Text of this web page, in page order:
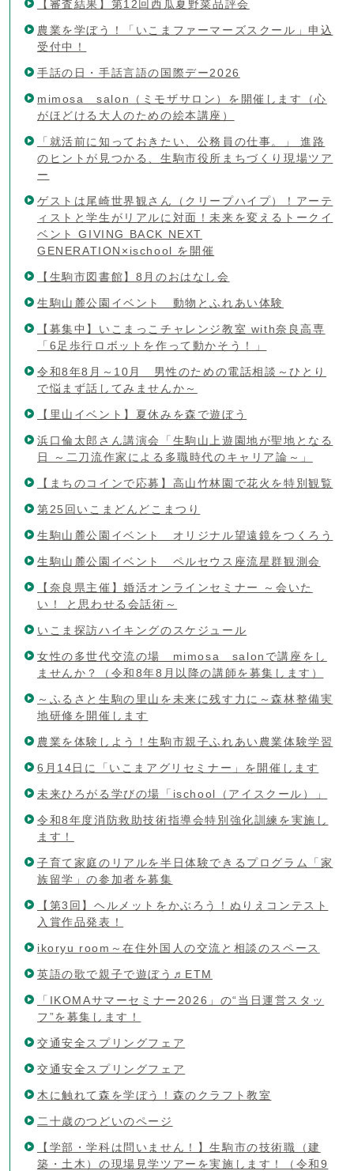
【審査結果】第12回西瓜夏野菜品評会
農業を学ぼう！「いこまファーマーズスクール」申込
受付中！
手話の日・手話言語の国際デー2026
mimosa salon（ミモザサロン）を開催します（心
がほどける大人のための絵本講座）
「就活前に知っておきたい、公務員の仕事。」 進路
のヒントが見つかる、生駒市役所まちづくり現場ツア
ー
ゲストは尾崎世界観さん（クリープハイプ）！アーテ
ィストと学生がリアルに対面！未来を変えるトークイ
ベント GIVING BACK NEXT
GENERATION×ischool を開催
【生駒市図書館】8月のおはなし会
生駒山麓公園イベント 動物とふれあい体験
【募集中】いこまっこチャレンジ教室 with奈良高専
「6足歩行ロボットを作って動かそう！」
令和8年8月～10月 男性のための電話相談～ひとり
で悩まず話してみませんか～
【里山イベント】夏休みを森で遊ぼう
浜口倫太郎さん講演会「生駒山上遊園地が聖地となる
日 ～二刀流作家による多職時代のキャリア論～」
【まちのコインで応募】高山竹林園で花火を特別観覧
第25回いこまどんどこまつり
生駒山麓公園イベント オリジナル望遠鏡をつくろう
生駒山麓公園イベント ペルセウス座流星群観測会
【奈良県主催】婚活オンラインセミナー ～会いた
い！ と思わせる会話術～
いこま探訪ハイキングのスケジュール
女性の多世代交流の場 mimosa salonで講座をし
ませんか？（令和8年8月以降の講師を募集します）
～ふるさと生駒の里山を未来に残す力に～森林整備実
地研修を開催します
農業を体験しよう！生駒市親子ふれあい農業体験学習
6月14日に「いこまアグリセミナー」を開催します
未来ひろがる学びの場「ischool（アイスクール）」
令和8年度消防救助技術指導会特別強化訓練を実施し
ます！
子育て家庭のリアルを半日体験できるプログラム「家
族留学」の参加者を募集
【第3回】ヘルメットをかぶろう！ぬりえコンテスト
入賞作品発表！
ikoryu room～在住外国人の交流と相談のスペース
英語の歌で親子で遊ぼう♬ETM
「IKOMAサマーセミナー2026」の“当日運営スタッ
フ”を募集します！
交通安全スプリングフェア
交通安全スプリングフェア
木に触れて森を学ぼう！森のクラフト教室
二十歳のつどいのページ
【学部・学科は問いません！】生駒市の技術職（建
築・土木）の現場見学ツアーを実施します！（令和9